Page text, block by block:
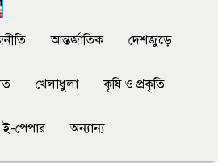
আন্তর্জাতিক দেশজুড়ে
খেলাধুলা কৃষি ও প্রকৃতি
ই-পেপার অন্যান্য